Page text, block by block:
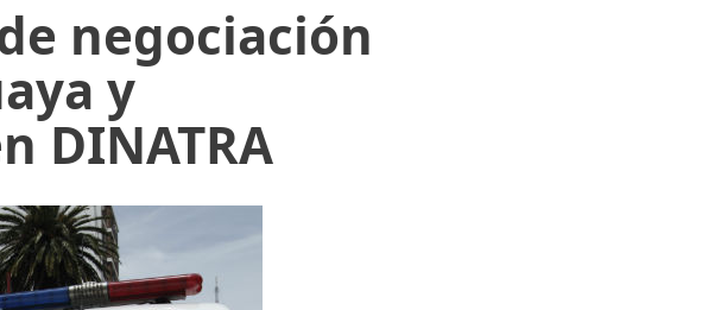
negociación
y
DINATRA